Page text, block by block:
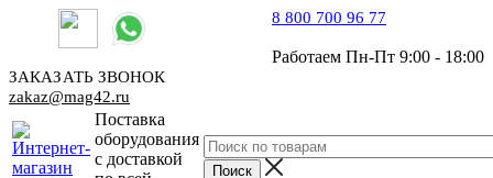
8 800 700 96 77
Работаем Пн-Пт 9:00 - 18:00
ЗАКАЗАТЬ ЗВОНОК
zakaz@mag42.ru
Поставка
оборудования
с доставкой